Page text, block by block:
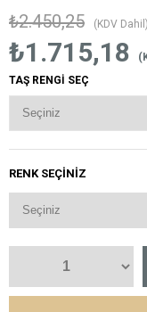
₺2.450,25 (KDV Dahil)
₺1.715,18
TAŞ RENGİ SEÇ
RENK SEÇINIZ